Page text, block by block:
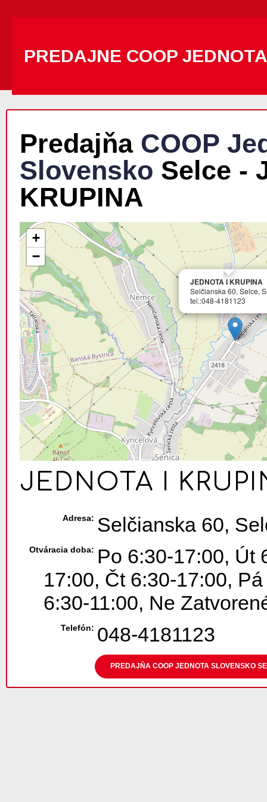
PREDAJNE COOP
Predajňa COOP
Slovensko Selce -
KRUPINA
JEDNOTA I KRUPINA
Selčianska 60, Selce,
tel.:048-4181123
+
−
JEDNOTA I
Adresa: Selčianska 60,
Otváracia doba: Po 6:30-17:00, Út
17:00, Čt 6:30-17:00,
6:30-11:00, Ne
Telefón: 048-4181123
PREDAJŇA COOP JEDNOTA SLOVENSKO